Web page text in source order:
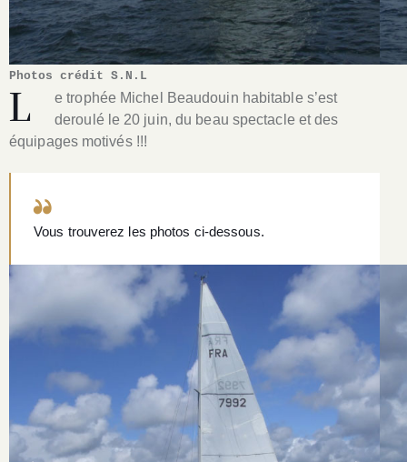
Photos crédit S.N.L
L
e trophée Michel Beaudouin habitable s’est
deroulé le 20 juin, du beau spectacle et des
équipages motivés !!!
Vous trouverez les photos ci-dessous.